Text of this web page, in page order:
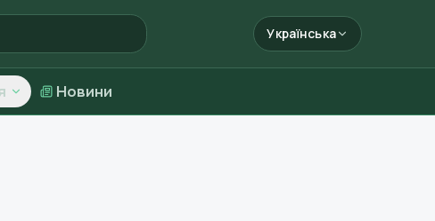
Українська
Новини